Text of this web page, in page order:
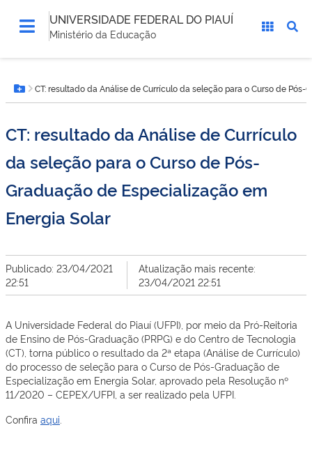
UNIVERSIDADE FEDERAL DO PIAUÍ
Ministério da Educação
está
aqui:Botão Menu
CT: resultado da Análise de Currículo da seleção para o Curso de
CT: resultado da Análise de Currículo
da seleção para o Curso de Pós-
Graduação de Especialização em
Energia Solar
Publicado: 23/04/2021
22:51
Atualização mais recente:
23/04/2021 22:51
A Universidade Federal do Piauí (UFPI), por meio da Pró-Reitoria
de Ensino de Pós-Graduação (PRPG) e do Centro de Tecnologia
(CT), torna público o resultado da 2ª etapa (Análise de Currículo)
do processo de seleção para o Curso de Pós-Graduação de
Especialização em Energia Solar, aprovado pela Resolução nº
11/2020 – CEPEX/UFPI, a ser realizado pela UFPI.
Confira aqui